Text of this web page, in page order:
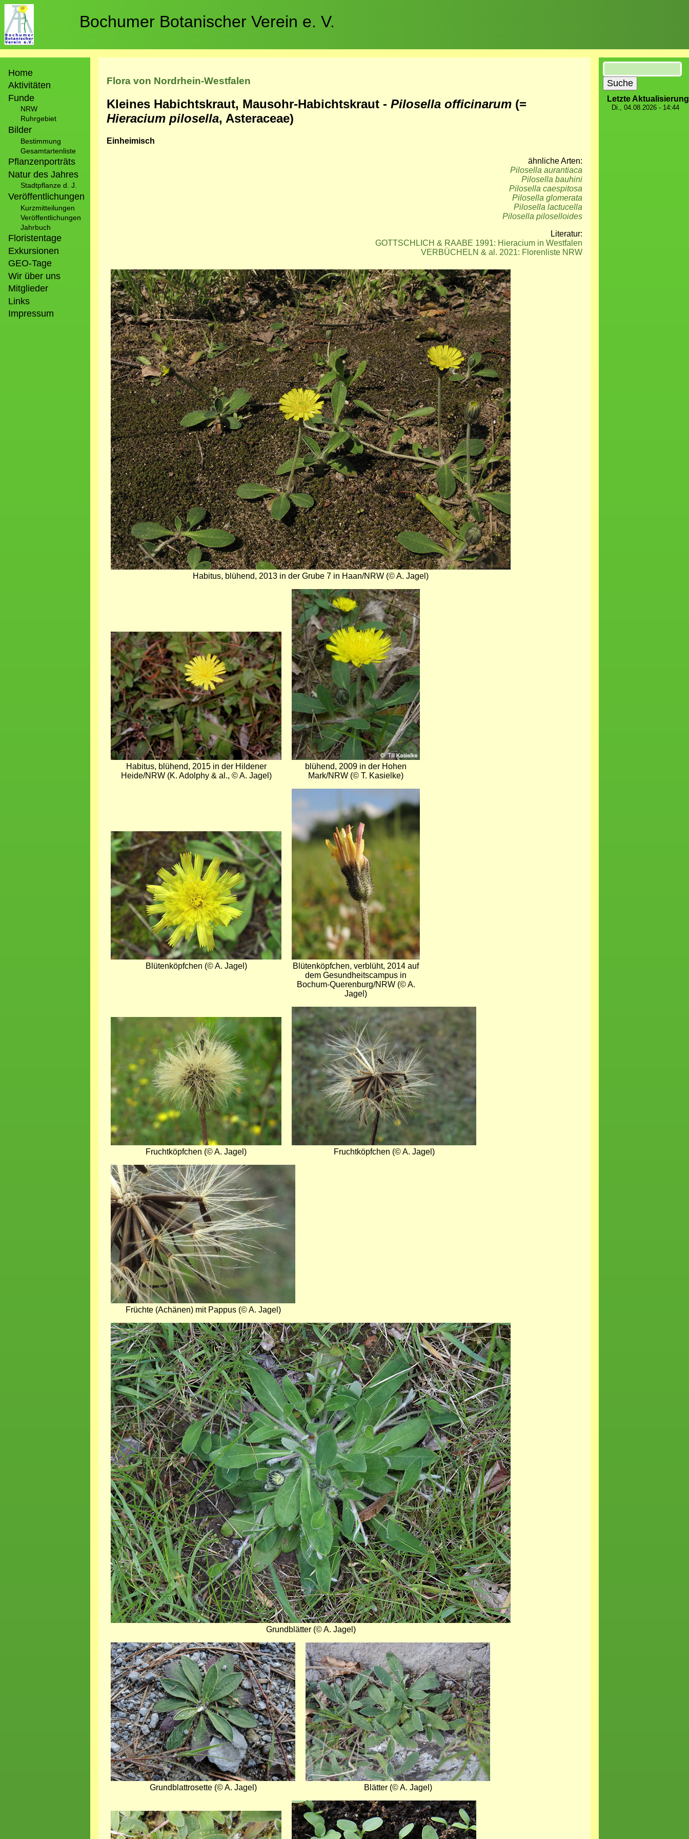
Direkt
zum
Inhalt
Bochumer Botanischer Verein e. V.
Home
Aktivitäten
Funde
NRW
Ruhrgebiet
Bilder
Bestimmung
Gesamtartenliste
Pflanzenporträts
Natur des Jahres
Stadtpflanze d. J.
Veröffentlichungen
Kurzmitteilungen
Veröffentlichungen
Jahrbuch
Floristentage
Exkursionen
GEO-Tage
Wir über uns
Mitglieder
Links
Impressum
Flora von Nordrhein-Westfalen
Kleines Habichtskraut, Mausohr-Habichtskraut - Pilosella officinarum (=
Hieracium pilosella, Asteraceae)
Einheimisch
ähnliche Arten:
Pilosella aurantiaca
Pilosella bauhini
Pilosella caespitosa
Pilosella glomerata
Pilosella lactucella
Pilosella piloselloides
Literatur:
GOTTSCHLICH & RAABE 1991: Hieracium in Westfalen
VERBÜCHELN & al. 2021: Florenliste NRW
Bild
Habitus, blühend, 2013 in der Grube 7 in Haan/NRW (© A. Jagel)
Bild
Habitus, blühend, 2015 in der Hildener
Heide/NRW (K. Adolphy & al., © A. Jagel)
Bild
blühend, 2009 in der Hohen
Mark/NRW (© T. Kasielke)
Bild
Blütenköpfchen (© A. Jagel)
Blütenköpfchen, verblüht, 2014 auf
dem Gesundheitscampus in
Bochum-Querenburg/NRW (© A.
Jagel)
Bild
Fruchtköpfchen (© A. Jagel)
Bild
Fruchtköpfchen (© A. Jagel)
Bild
Früchte (Achänen) mit Pappus (© A. Jagel)
Bild
Grundblätter (© A. Jagel)
Bild
Grundblattrosette (© A. Jagel)
Bild
Blätter (© A. Jagel)
Bild
Bild
Suche
Letzte Aktualisierung
Di., 04.08.2026 - 14:44